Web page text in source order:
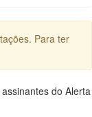
Para ter
do Alerta